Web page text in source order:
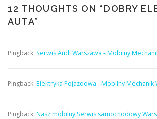
12 THOUGHTS ON “DOBRY
AUTA”
Pingback: Serwis Audi Warszawa - Mobilny
Pingback: Elektryka Pojazdowa - Mobilny Mechanik
Pingback: Nasz mobilny Serwis samochodowy